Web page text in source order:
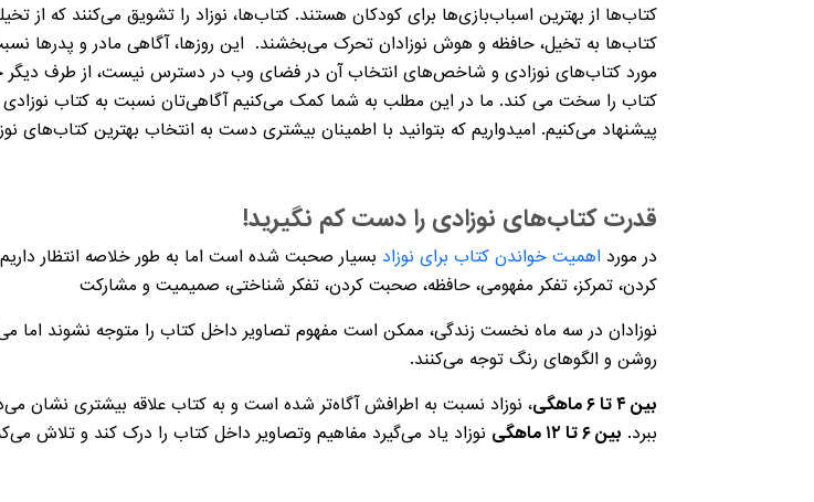
کتاب‌ها از بهترین اسباب‌بازی‌ها برای کودکان هستند. کتاب‌ها، نوزاد را تشویق می‌کنند که از
کتاب‌ها به تخیل، حافظه و هوش نوزادان تحرک می‌بخشند. این روزها، آگاهی مادر و پدرها نسبت
مورد کتاب‌های نوزادی و شاخص‌های انتخاب آن در فضای وب در دسترس نیست، از طرف دیگر
کتاب را سخت می کند. ما در این مطلب به شما کمک می‌کنیم آگاهی‌تان نسبت به کتاب نوزادی
پیشنهاد می‌کنیم. امیدواریم که بتوانید با اطمینان بیشتری دست به انتخاب بهترین کتاب‌های
قدرت کتاب‌های نوزادی را دست کم نگیرید!
در مورد اهمیت خواندن کتاب برای نوزاد بسیار صحبت شده است اما به طور خلاصه انتظار
کردن، تمرکز، تفکر مفهومی، حافظه، صحبت کردن، تفکر شناختی، صمیمیت و مشارکت
نوزادان در سه ماه نخست زندگی، ممکن است مفهوم تصاویر داخل کتاب را متوجه نشوند اما
روشن و الگوهای رنگ توجه می‌کنند.
بین۴تا۶ماهگی، نوزاد نسبت به اطرافش آگاه‌تر شده است و به کتاب علاقه بیشتری
ببرد. بین۶تا ۱۲ماهگی نوزاد یاد می‌گیرد مفاهیم وتصاویر داخل کتاب را درک کند و تلاش